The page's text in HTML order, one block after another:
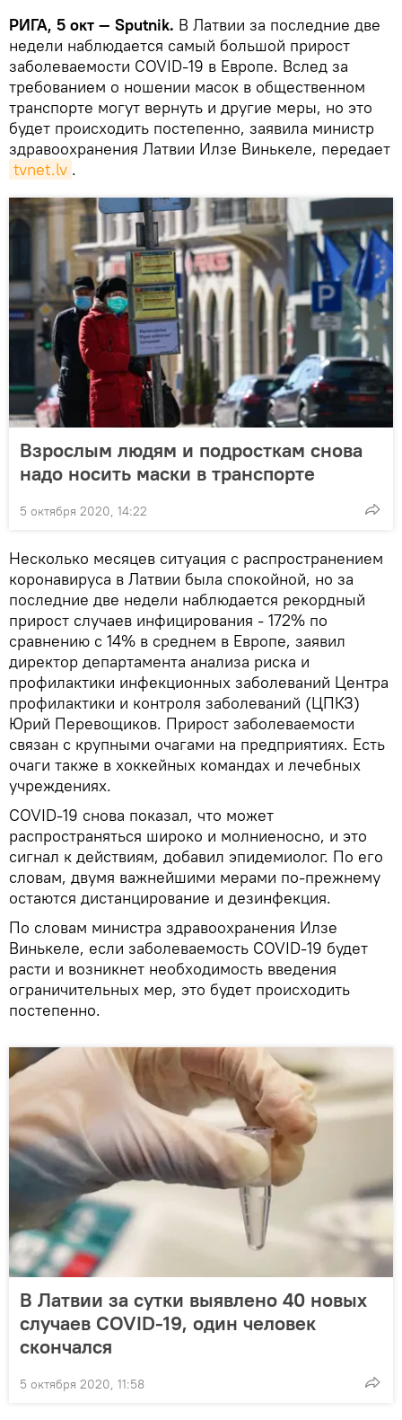
РИГА, 5 окт — Sputnik. В Латвии за последние две
недели наблюдается самый большой прирост
заболеваемости COVID-19 в Европе. Вслед за
требованием о ношении масок в общественном
транспорте могут вернуть и другие меры, но это
будет происходить постепенно, заявила министр
здравоохранения Латвии Илзе Винькеле, передает
tvnet.lv .
Взрослым людям и подросткам снова
надо носить маски в транспорте
5 октября 2020, 14:22
Несколько месяцев ситуация с распространением
коронавируса в Латвии была спокойной, но за
последние две недели наблюдается рекордный
прирост случаев инфицирования - 172% по
сравнению с 14% в среднем в Европе, заявил
директор департамента анализа риска и
профилактики инфекционных заболеваний Центра
профилактики и контроля заболеваний (ЦПКЗ)
Юрий Перевощиков. Прирост заболеваемости
связан с крупными очагами на предприятиях. Есть
очаги также в хоккейных командах и лечебных
учреждениях.
COVID-19 снова показал, что может
распространяться широко и молниеносно, и это
сигнал к действиям, добавил эпидемиолог. По его
словам, двумя важнейшими мерами по-прежнему
остаются дистанцирование и дезинфекция.
По словам министра здравоохранения Илзе
Винькеле, если заболеваемость COVID-19 будет
расти и возникнет необходимость введения
ограничительных мер, это будет происходить
постепенно.
В Латвии за сутки выявлено 40 новых
случаев COVID-19, один человек
скончался
5 октября 2020, 11:58